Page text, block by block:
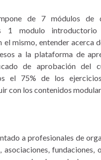
de 7 módulos de
1 modulo
mismo, entender acerca
a la plataforma de
de aprobación del
el 75% de los
con los contenidos
a profesionales de
asociaciones, fundaciones,